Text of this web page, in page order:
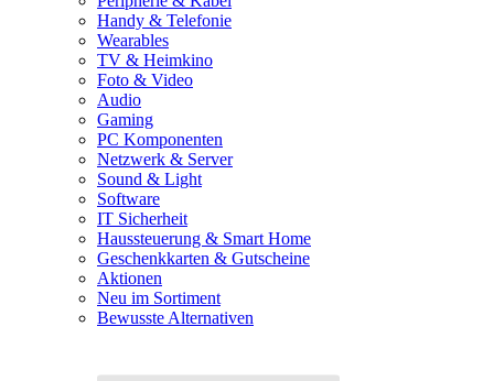
Handy & Telefonie
Wearables
TV & Heimkino
Foto & Video
Audio
Gaming
PC Komponenten
Netzwerk & Server
Sound & Light
Software
IT Sicherheit
Haussteuerung & Smart Home
Geschenkkarten & Gutscheine
Aktionen
Neu im Sortiment
Bewusste Alternativen